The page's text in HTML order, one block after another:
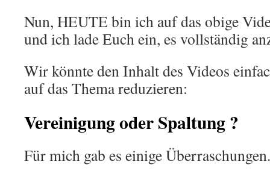
Nun, HEUTE bin ich auf das obige
und ich lade Euch ein, es vollständig
Wir könnte den Inhalt des Videos
auf das Thema reduzieren:
Vereinigung oder Spaltung ?
Für mich gab es einige Überraschungen.